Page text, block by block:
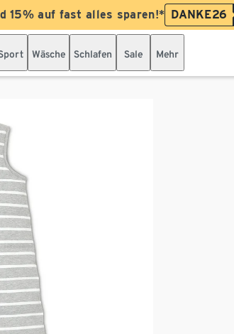
15% auf fast alles sparen!* DANKE26
Wäsche Schlafen Sale Mehr